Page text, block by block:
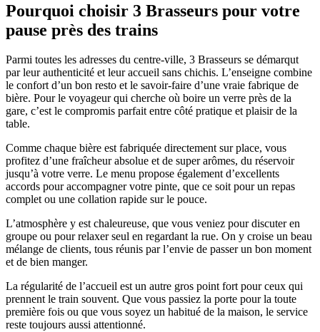
Pourquoi choisir 3 Brasseurs pour votre
pause près des trains
Parmi toutes les adresses du centre-ville, 3 Brasseurs se démarqut
par leur authenticité et leur accueil sans chichis. L’enseigne combine
le confort d’un bon resto et le savoir-faire d’une vraie fabrique de
bière. Pour le voyageur qui cherche où boire un verre près de la
gare, c’est le compromis parfait entre côté pratique et plaisir de la
table.
Comme chaque bière est fabriquée directement sur place, vous
profitez d’une fraîcheur absolue et de super arômes, du réservoir
jusqu’à votre verre. Le menu propose également d’excellents
accords pour accompagner votre pinte, que ce soit pour un repas
complet ou une collation rapide sur le pouce.
L’atmosphère y est chaleureuse, que vous veniez pour discuter en
groupe ou pour relaxer seul en regardant la rue. On y croise un beau
mélange de clients, tous réunis par l’envie de passer un bon moment
et de bien manger.
La régularité de l’accueil est un autre gros point fort pour ceux qui
prennent le train souvent. Que vous passiez la porte pour la toute
première fois ou que vous soyez un habitué de la maison, le service
reste toujours aussi attentionné.